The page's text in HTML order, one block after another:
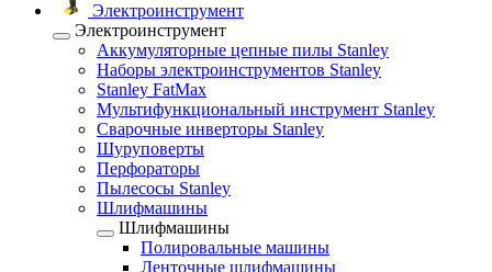
Электроинструмент
Электроинструмент
Аккумуляторные цепные пилы Stanley
Наборы электроинструментов Stanley
Stanley FatMax
Мультифункциональный инструмент Stanley
Сварочные инверторы Stanley
Шуруповерты
Перфораторы
Пылесосы Stanley
Шлифмашины
Шлифмашины
Полировальные машины
Ленточные шлифмашины